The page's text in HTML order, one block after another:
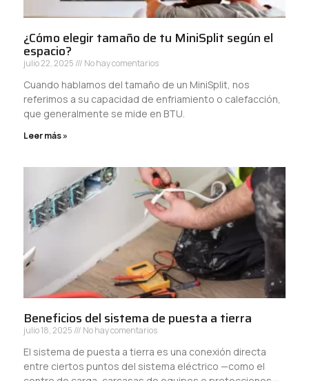
¿Cómo elegir tamaño de tu MiniSplit según el
espacio?
julio 22, 2025 No hay comentarios
Cuando hablamos del tamaño de un MiniSplit, nos
referimos a su capacidad de enfriamiento o calefacción,
que generalmente se mide en BTU.
Leer más »
Beneficios del sistema de puesta a tierra
julio 18, 2025 No hay comentarios
El sistema de puesta a tierra es una conexión directa
entre ciertos puntos del sistema eléctrico —como el